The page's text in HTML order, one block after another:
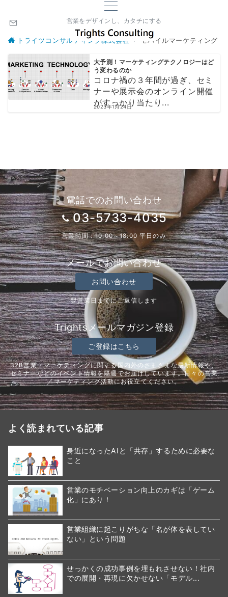
営業をデザインし、カタチにする
トライツコンサルティング株式会社 モバイルマーケティング
大予測！マーケティングテクノロジーはど
う変わるのか
コロナ禍の３年間が過ぎ、セミ
ナーや展示会のオンライン開催
がすっかり当たり...
2023年1月24日
電話でのお問い合わせ
03-5733-4035
営業時間：10:00～18:00 平日のみ
メールでお問い合わせ
お問い合わせ
翌営業日までにご返信します
Trightsメールマガジン登録
ご登録はこちら
B2B営業・マーケティングに関する国内外のさまざまな最新情報や、
セミナーなどのイベント情報を隔週でお届けしています。日々の営業
／マーケティング活動にお役立てください。
よく読まれている記事
身近になったAIと「共存」するために必要な
こと
営業のモチベーション向上のカギは「ゲーム
化」にあり！
営業組織に起こりがちな「名が体を表してい
ない」という問題
せっかくの成功事例を埋もれさせない！社内
での展開・再現に欠かせない「モデル...